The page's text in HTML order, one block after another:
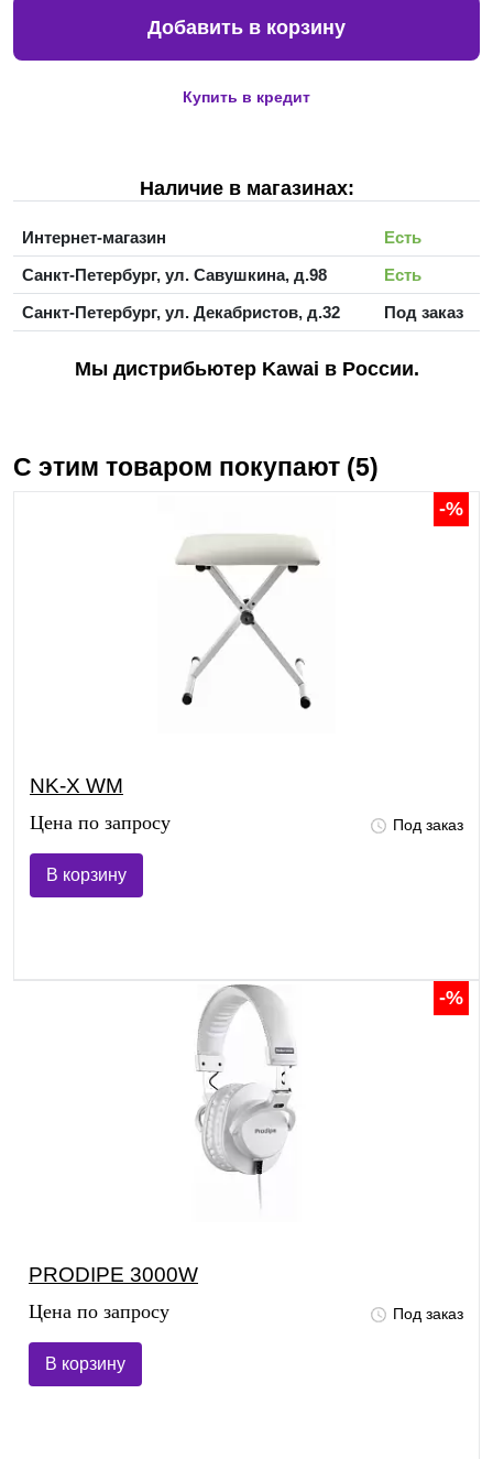
Добавить в корзину
Купить в кредит
Наличие в магазинах:
Интернет-магазин
Есть
Санкт-Петербург, ул. Савушкина, д.98
Есть
Санкт-Петербург, ул. Декабристов, д.32
Под заказ
Мы дистрибьютер Kawai в России.
С этим товаром покупают (5)
-%
NK-X WM
Цена по запросу Под заказ
В корзину
-%
PRODIPE 3000W
Цена по запросу Под заказ
В корзину